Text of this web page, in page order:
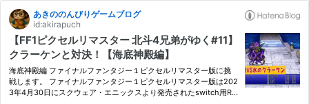
あきののんびりゲームブログ
id:akirapuch
【FF1ピクセルリマスター 北斗4兄弟がゆく#11】
クラーケンと対決！【海底神殿編】
海底神殿編 ファイナルファンタジー１ピクセルリマスター版に挑
戦します。 ファイナルファンタジー１ピクセルリマスター版は202
3年4月30日にスクウェア・エニックスより発売されたswitch用RP